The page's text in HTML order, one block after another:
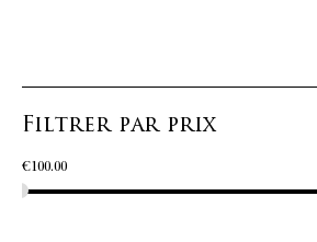
Filtrer par prix
€100.00